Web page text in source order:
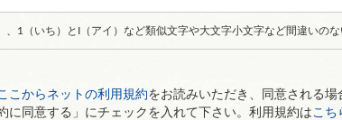
、1（いち）とI（アイ）など類似文字や大文字小文字など間違いのな
こからネットの利用規約をお読みいただき、同意される場
に同意する」にチェックを入れて下さい。利用規約はこち